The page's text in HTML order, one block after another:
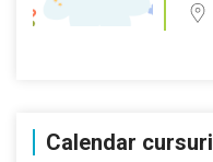
Calendar cursuri